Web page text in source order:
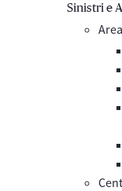
Sinistri e